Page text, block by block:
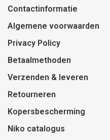
Contactinformatie
Algemene voorwaarden
Privacy Policy
Betaalmethoden
Verzenden & leveren
Retourneren
Kopersbescherming
Niko catalogus